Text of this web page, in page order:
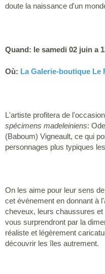
doute la naissance d'un
Quand: le samedi 02 juin a
Où: La Galerie-boutique Le
L'artiste profitera de
spécimens madeleiniens:
(Baboum) Vigneault, ce qui
personnages plus typiques
On les aime pour leur sens
cet événement en donnant à
cheveux, leurs chaussures
vous surprendront par la
réaliste et légèrement
découvrir les îles autrement.